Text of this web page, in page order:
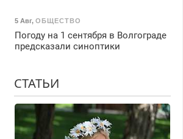
5 Авг, ОБЩЕСТВО
Погоду на 1 сентября в Волгограде
предсказали синоптики
СТАТЬИ